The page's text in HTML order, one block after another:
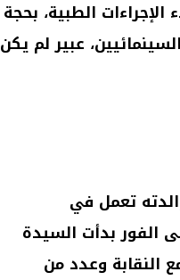
الجلطة وبدء الإجراءات الطبية، بحجة
عبير لم يكن
تعمل في
الفور بدأت السيدة
النقابة وعدد من